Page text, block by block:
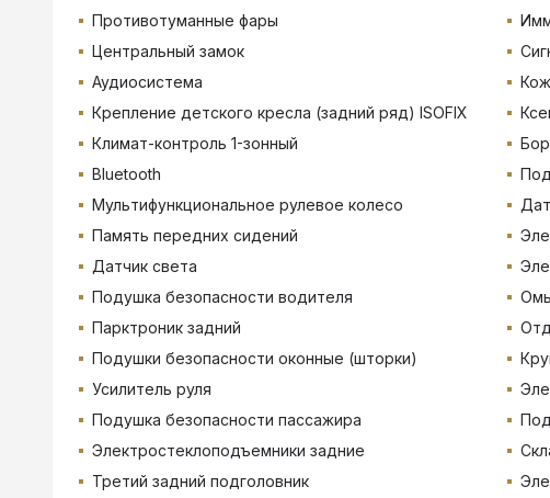
Противотуманные фары
Центральный замок
Аудиосистема
Крепление детского кресла (задний ряд) ISOFIX
Климат-контроль 1-зонный
Bluetooth
Мультифункциональное рулевое колесо
Память передних сидений
Датчик света
Подушка безопасности водителя
Парктроник задний
Подушки безопасности оконные (шторки)
Усилитель руля
Подушка безопасности пассажира
Электростеклоподъемники задние
Третий задний подголовник